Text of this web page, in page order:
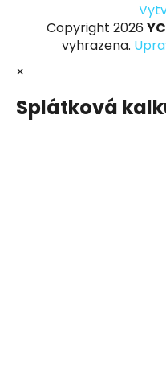
Copyright 2026
vyhrazena.
×
Splátková